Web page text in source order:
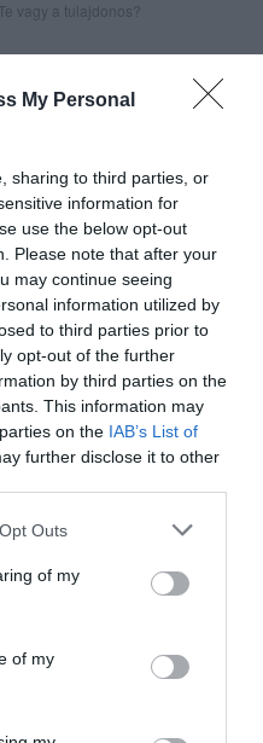
My Personal
sharing to third parties, or
information for
use the below opt-out
Please note that after your
may continue seeing
information utilized by
to third parties prior to
opt-out of the further
by third parties on the
This information may
on the IAB’s List of
further disclose it to other
uses one or more Google
You may click to
and its third-party tags to
purposes in below Google
Outs
of my
of my
Te vagy a tulajdonos?
Értékeld Te is